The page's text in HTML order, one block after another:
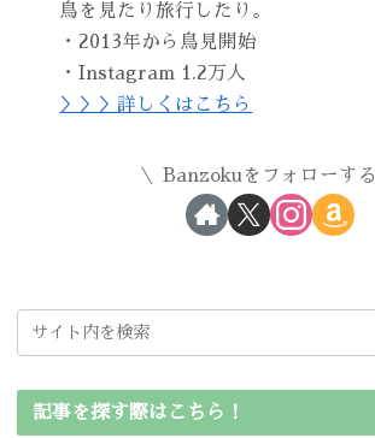
鳥を見たり旅行したり。
・2013年から鳥見開始
・Instagram 1.2万人
＞＞＞詳しくはこちら
Banzokuをフォローする
記事を探す際はこちら！